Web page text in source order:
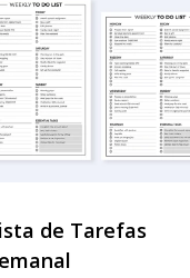
de Tarefas